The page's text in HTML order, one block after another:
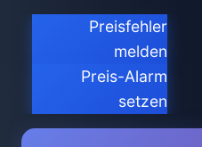
Preisfehler
melden
Preis-Alarm
setzen